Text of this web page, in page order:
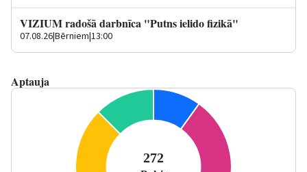
VIZIUM radošā darbnīca "Putns ielido fizikā"
07.08.26|Bērniem|13:00
Aptauja